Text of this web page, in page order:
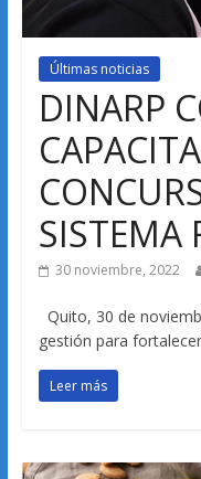
Últimas noticias
DINARP
SISTEMA
30 noviembre, 2022
Quito, 30 de
gestión para
Leer más